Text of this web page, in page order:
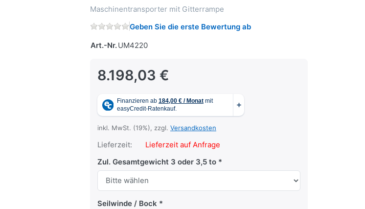
Maschinentransporter mit Gitterrampe
Geben Sie die erste Bewertung ab
Art.-Nr.UM4220
8.198,03 €
inkl. MwSt. (19%), zzgl. Versandkosten
Lieferzeit:
Lieferzeit auf Anfrage
Zul. Gesamtgewicht 3 oder 3,5 to
Seilwinde / Bock